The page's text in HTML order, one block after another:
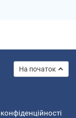
На початок